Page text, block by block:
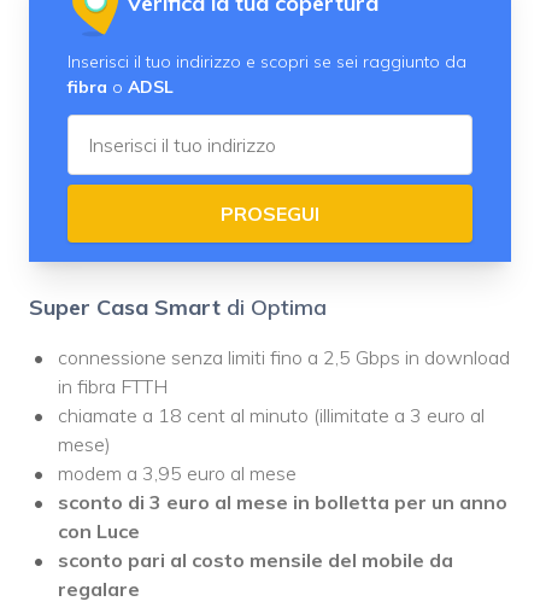
Inserisci il tuo indirizzo e scopri se sei raggiunto da
fibra o ADSL
PROSEGUI
Super Casa Smart di Optima
connessione senza limiti fino a 2,5 Gbps in download
in fibra FTTH
chiamate a 18 cent al minuto (illimitate a 3 euro al
mese)
modem a 3,95 euro al mese
sconto di 3 euro al mese in bolletta per un anno
con Luce
sconto pari al costo mensile del mobile da
regalare